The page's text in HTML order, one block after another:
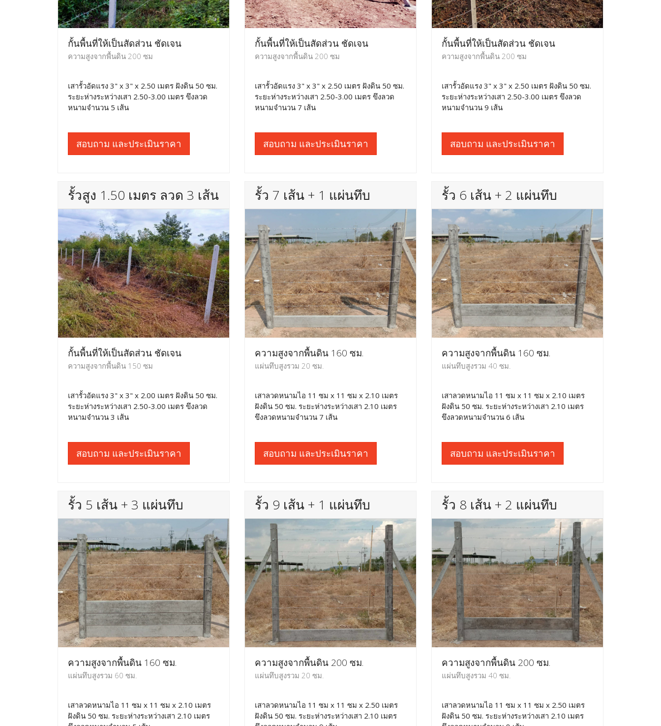
กั้นพื้นที่ให้เป็นสัดส่วน ชัดเจน
ความสูงจากพื้นดิน 200 ซม
เสารั้วอัดแรง 3" x 3" x 2.50 เมตร ฝังดิน 50 ซม.
ระยะห่างระหว่างเสา 2.50-3.00 เมตร ขึงลวด
หนามจำนวน 5 เส้น
สอบถาม และประเมินราคา
กั้นพื้นที่ให้เป็นสัดส่วน ชัดเจน
ความสูงจากพื้นดิน 200 ซม
เสารั้วอัดแรง 3" x 3" x 2.50 เมตร ฝังดิน 50 ซม.
ระยะห่างระหว่างเสา 2.50-3.00 เมตร ขึงลวด
หนามจำนวน 7 เส้น
สอบถาม และประเมินราคา
กั้นพื้นที่ให้เป็นสัดส่วน ชัดเจน
ความสูงจากพื้นดิน 200 ซม
เสารั้วอัดแรง 3" x 3" x 2.50 เมตร ฝังดิน 50 ซม.
ระยะห่างระหว่างเสา 2.50-3.00 เมตร ขึงลวด
หนามจำนวน 9 เส้น
สอบถาม และประเมินราคา
รั้วสูง 1.50 เมตร ลวด 3 เส้น
กั้นพื้นที่ให้เป็นสัดส่วน ชัดเจน
ความสูงจากพื้นดิน 150 ซม
เสารั้วอัดแรง 3" x 3" x 2.00 เมตร ฝังดิน 50 ซม.
ระยะห่างระหว่างเสา 2.50-3.00 เมตร ขึงลวด
หนามจำนวน 3 เส้น
สอบถาม และประเมินราคา
รั้ว 7 เส้น + 1 แผ่นทึบ
ความสูงจากพื้นดิน 160 ซม.
แผ่นทึบสูงรวม 20 ซม.
เสาลวดหนามไอ 11 ซม x 11 ซม x 2.10 เมตร
ฝังดิน 50 ซม. ระยะห่างระหว่างเสา 2.10 เมตร
ขึงลวดหนามจำนวน 7 เส้น
สอบถาม และประเมินราคา
รั้ว 6 เส้น + 2 แผ่นทึบ
ความสูงจากพื้นดิน 160 ซม.
แผ่นทึบสูงรวม 40 ซม.
เสาลวดหนามไอ 11 ซม x 11 ซม x 2.10 เมตร
ฝังดิน 50 ซม. ระยะห่างระหว่างเสา 2.10 เมตร
ขึงลวดหนามจำนวน 6 เส้น
สอบถาม และประเมินราคา
รั้ว 5 เส้น + 3 แผ่นทึบ
ความสูงจากพื้นดิน 160 ซม.
แผ่นทึบสูงรวม 60 ซม.
เสาลวดหนามไอ 11 ซม x 11 ซม x 2.10 เมตร
ฝังดิน 50 ซม. ระยะห่างระหว่างเสา 2.10 เมตร
รั้ว 9 เส้น + 1 แผ่นทึบ
ความสูงจากพื้นดิน 200 ซม.
แผ่นทึบสูงรวม 20 ซม.
เสาลวดหนามไอ 11 ซม x 11 ซม x 2.50 เมตร
ฝังดิน 50 ซม. ระยะห่างระหว่างเสา 2.10 เมตร
รั้ว 8 เส้น + 2 แผ่นทึบ
ความสูงจากพื้นดิน 200 ซม.
แผ่นทึบสูงรวม 40 ซม.
เสาลวดหนามไอ 11 ซม x 11 ซม x 2.50 เมตร
ฝังดิน 50 ซม. ระยะห่างระหว่างเสา 2.10 เมตร